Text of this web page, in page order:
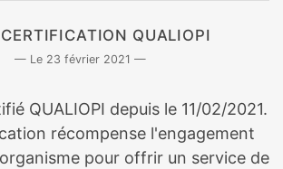
QUALIOPI
23 février 2021
QUALIOPI depuis le 11/02/2021.
récompense l'engagement
pour offrir un service de